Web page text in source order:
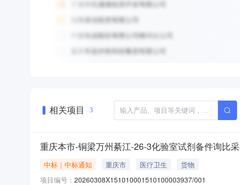
相关项目 3
重庆本市-铜梁万州綦江-26-3化验室试剂备件询比
中标｜中标通知 重庆市 医疗卫生
货物
项目编号： 20260308X151010001510100003937/001